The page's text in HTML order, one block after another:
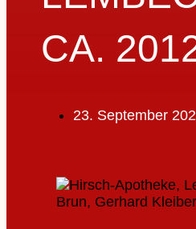
CA.
23. September